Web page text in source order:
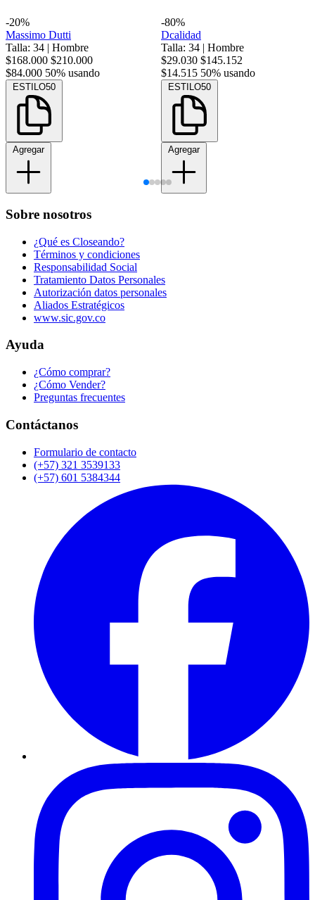
-20%
Massimo Dutti
Talla: 34 | Hombre
$168.000 $210.000
$84.000 50% usando
ESTILO50
Agregar
-80%
Dcalidad
Talla: 34 | Hombre
$29.030 $145.152
$14.515 50% usando
ESTILO50
Agregar
Sobre nosotros
¿Qué es Closeando?
Términos y condiciones
Responsabilidad Social
Tratamiento Datos Personales
Autorización datos personales
Aliados Estratégicos
www.sic.gov.co
Ayuda
¿Cómo comprar?
¿Cómo Vender?
Preguntas frecuentes
Contáctanos
Formulario de contacto
(+57) 321 3539133
(+57) 601 5384344